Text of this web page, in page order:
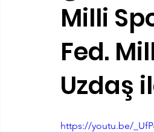
Antrenörlük Haftanın Ürünü
Milli
Fed.
Uzdaş
https://youtu.be/